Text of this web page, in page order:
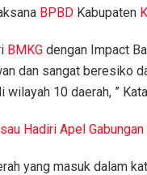
BPBD Kabupaten
BMKG dengan Impact
dan sangat beresiko
10 daerah, ”
Hadiri Apel
yang masuk dalam